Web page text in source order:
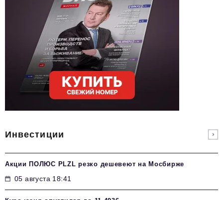
Инвестиции
Акции ПОЛЮС PLZL резко дешевеют на Мосбирже
05 августа 18:41